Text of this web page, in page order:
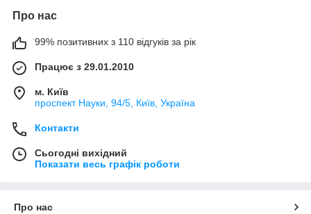
Про нас
99% позитивних з 110 відгуків за рік
Працює з 29.01.2010
м. Київ
проспект Науки, 94/5, Київ, Україна
Контакти
Сьогодні вихідний
Показати весь графік роботи
Про нас